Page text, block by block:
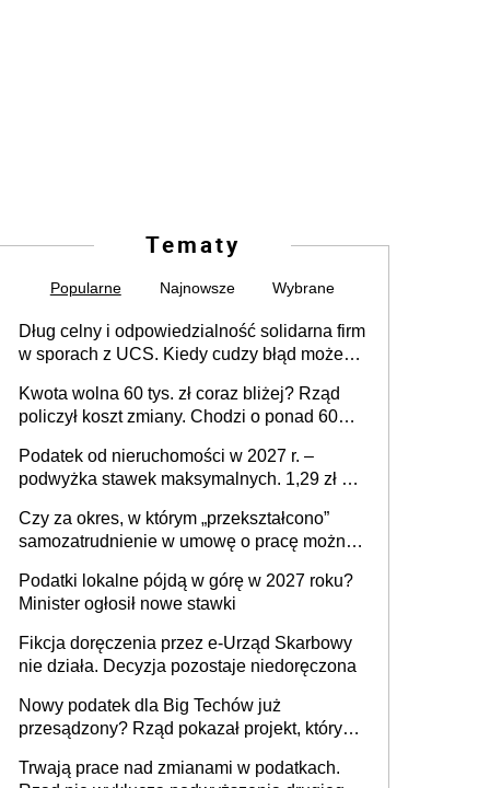
Tematy
Popularne Najnowsze Wybrane
Dług celny i odpowiedzialność solidarna firm
w sporach z UCS. Kiedy cudzy błąd może
Kwota wolna 60 tys. zł coraz bliżej? Rząd
policzył koszt zmiany. Chodzi o ponad 60
Podatek od nieruchomości w 2027 r. –
podwyżka stawek maksymalnych. 1,29 zł za
budynków i lokali związanych z
prowadzeniem działalności gospodarczej
Czy za okres, w którym „przekształcono”
samozatrudnienie w umowę o pracę można
umowy cywilnoprawnej jedynym
racjonalnym wyjściem
Podatki lokalne pójdą w górę w 2027 roku?
Minister ogłosił nowe stawki
Fikcja doręczenia przez e-Urząd Skarbowy
nie działa. Decyzja pozostaje niedoręczona
Nowy podatek dla Big Techów już
przesądzony? Rząd pokazał projekt, który
Trwają prace nad zmianami w podatkach.